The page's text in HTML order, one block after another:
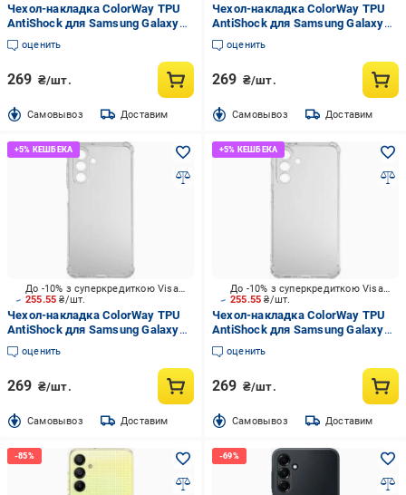
Чехол-накладка ColorWay TPU
AntiShock для Samsung Galaxy
A16 Transparent (CW-
CTASSGA166)
оценить
269 ₴/шт.
Cамовывоз Доставим
Чехол-накладка ColorWay TPU
AntiShock для Samsung Galaxy
A07, Clear (CW-CTASSGA075)
оценить
269 ₴/шт.
Cамовывоз Доставим
255.55₴/шт.
До -10% з суперкредиткою Visa Вигода
Чехол-накладка ColorWay TPU
AntiShock для Samsung Galaxy
A26 Transparent (CW-
CTASSGA266)
оценить
269 ₴/шт.
Cамовывоз Доставим
255.55₴/шт.
До -10% з суперкредиткою Visa Вигода
Чехол-накладка ColorWay TPU
AntiShock для Samsung Galaxy
A36 Transparent (CW-
CTASSGA366)
оценить
269 ₴/шт.
Cамовывоз Доставим